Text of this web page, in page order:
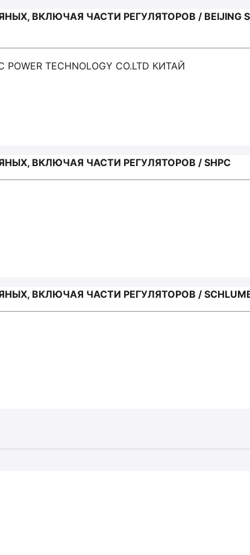
ВКЛЮЧАЯ ЧАСТИ РЕГУЛЯТОРОВ / BEIJING
POWER TECHNOLOGY CO.LTD КИТАЙ
ВКЛЮЧАЯ ЧАСТИ РЕГУЛЯТОРОВ / SHPC
ВКЛЮЧАЯ ЧАСТИ РЕГУЛЯТОРОВ /